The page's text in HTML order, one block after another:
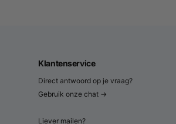
op wanden/objecten
en props
met glasvezel(C-veil + doek) voor stijve
en lichtgewicht onderdelen
Klantenservice
Direct antwoord op je vraag?
Gebruik onze chat →
Liever mailen?